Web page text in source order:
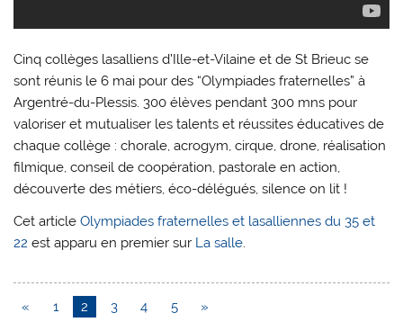
Cinq collèges lasalliens d’Ille-et-Vilaine et de St Brieuc se
sont réunis le 6 mai pour des “Olympiades fraternelles” à
Argentré-du-Plessis. 300 élèves pendant 300 mns pour
valoriser et mutualiser les talents et réussites éducatives de
chaque collège : chorale, acrogym, cirque, drone, réalisation
filmique, conseil de coopération, pastorale en action,
découverte des métiers, éco-délégués, silence on lit !
Cet articleOlympiades fraternelles et lasalliennes du 35 et
22 est apparu en premier sur La salle.
« 1 2 3 4 5 »